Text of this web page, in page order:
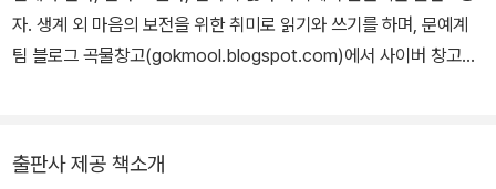
자. 생계 외 마음의 보전을 위한 취미로 읽기와 쓰기를 하며, 문예계
팀 블로그 곡물창고(gokmool.blogspot.com)에서 사이버 창고관
출판사 제공 책소개